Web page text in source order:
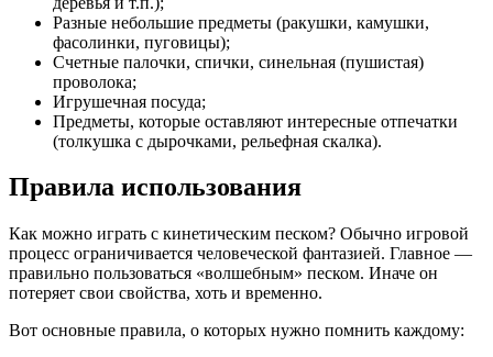
Разные небольшие предметы (ракушки, камушки,
фасолинки, пуговицы);
Счетные палочки, спички, синельная (пушистая)
проволока;
Игрушечная посуда;
Предметы, которые оставляют интересные отпечатки
(толкушка с дырочками, рельефная скалка).
Правила использования
Как можно играть с кинетическим песком? Обычно игровой
процесс ограничивается человеческой фантазией. Главное —
правильно пользоваться «волшебным» песком. Иначе он
потеряет свои свойства, хоть и временно.
Вот основные правила, о которых нужно помнить каждому: